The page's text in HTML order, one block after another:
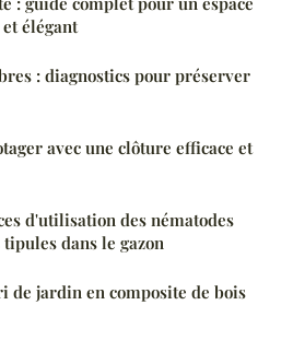
élégant
: diagnostics pour préserver
avec une clôture efficace et
d'utilisation des nématodes
dans le gazon
de jardin en composite de bois